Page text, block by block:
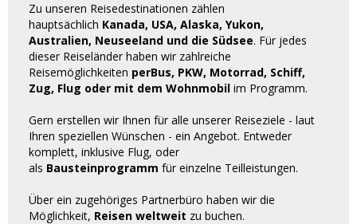
Zu unseren Reisedestinationen zählen
hauptsächlich Kanada, USA, Alaska, Yukon,
Australien, Neuseeland und die Südsee. Für jedes
dieser Reiseländer haben wir zahlreiche
Reisemöglichkeiten perBus, PKW, Motorrad, Schiff,
Zug, Flug oder mit dem Wohnmobil im Programm.
Gern erstellen wir Ihnen für alle unserer Reiseziele - laut
Ihren speziellen Wünschen - ein Angebot. Entweder
komplett, inklusive Flug, oder
als Bausteinprogramm für einzelne Teilleistungen.
Über ein zugehöriges Partnerbüro haben wir die
Möglichkeit, Reisen weltweit zu buchen.